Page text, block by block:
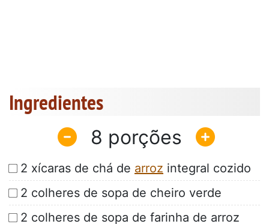
Ingredientes
8
2 xícaras de chá de arroz integral cozido
2 colheres de sopa de cheiro verde
2 colheres de sopa de farinha de arroz